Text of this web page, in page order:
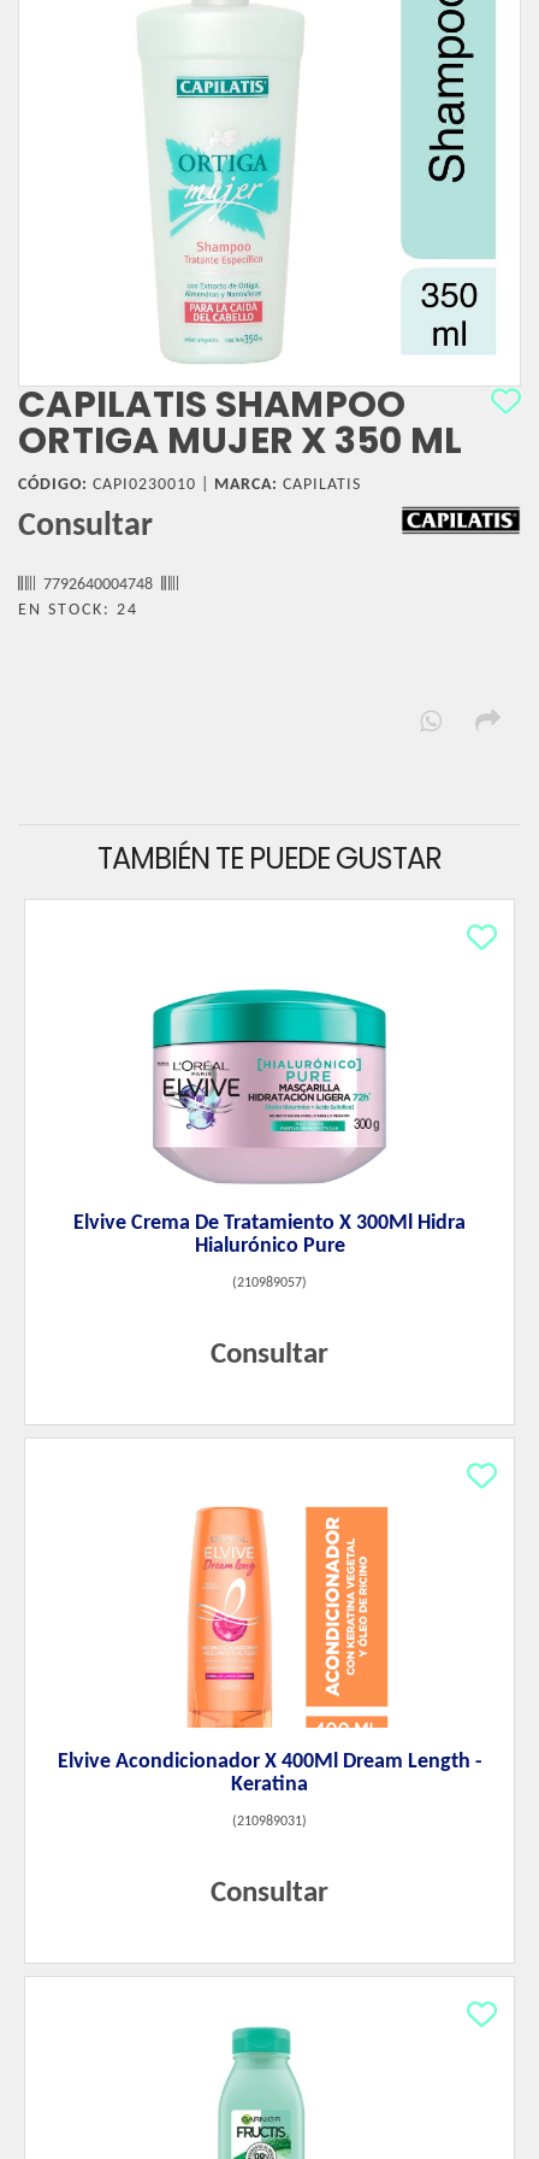
CAPILATIS SHAMPOO
ORTIGA MUJER X 350 ML
CÓDIGO: CAPI0230010 | MARCA: CAPILATIS
Consultar
7792640004748
EN STOCK: 24
TAMBIÉN TE PUEDE GUSTAR
Elvive Crema De Tratamiento X 300Ml Hidra
Hialurónico Pure
(210989057)
Consultar
Elvive Acondicionador X 400Ml Dream Length -
Keratina
(210989031)
Consultar